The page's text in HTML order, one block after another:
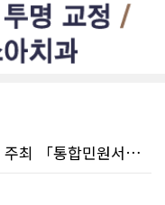
재외동포청·주밴쿠버총영사관 공동 주최 「통합민원서비스 온라인 화상상담회..